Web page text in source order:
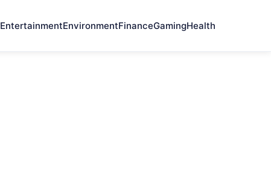
EntertainmentEnvironmentFinanceGamingHealth